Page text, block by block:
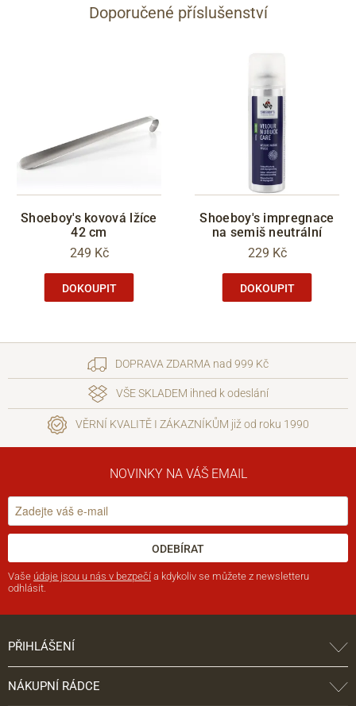
Doporučené příslušenství
Shoeboy's kovová lžíce
42 cm
249 Kč
DOKOUPIT
Shoeboy's impregnace
na semiš neutrální
229 Kč
DOKOUPIT
DOPRAVA ZDARMA nad 999 Kč
VŠE SKLADEM ihned k odeslání
VĚRNÍ KVALITĚ I ZÁKAZNÍKŮM již od roku 1990
NOVINKY NA VÁŠ EMAIL
ODEBÍRAT
Vaše údaje jsou u nás v bezpečí a kdykoliv se můžete z newsletteru
odhlásit.
PŘIHLÁŠENÍ
NÁKUPNÍ RÁDCE